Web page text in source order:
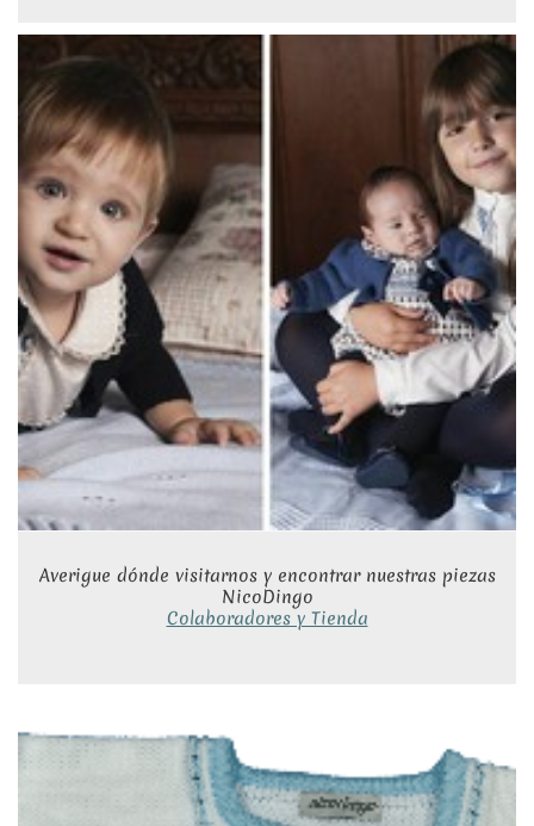
Averigue dónde visitarnos y encontrar nuestras piezas
NicoDingo
Colaboradores y Tienda